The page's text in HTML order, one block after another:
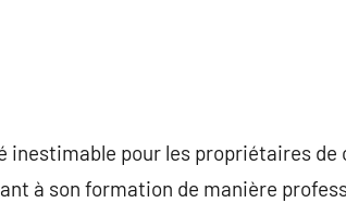
inestimable pour les propriétaires
à son formation de manière